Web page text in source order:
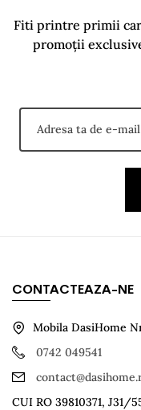
Fiti printre primii
promoții
CONTACTEAZA-NE
Mobila DasiHome
0742 049541
CUI RO 39810371, J31/